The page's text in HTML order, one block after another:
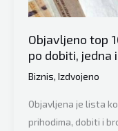
Objavljeno top
po dobiti, jedna
Biznis, Izdvojeno
Objavljena je lista
prihodima, dobiti i